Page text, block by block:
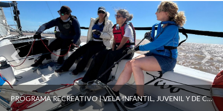
PROGRAMA RECREATIVO | VELA INFANTIL, JUVENIL Y DE CRUCERO 2026